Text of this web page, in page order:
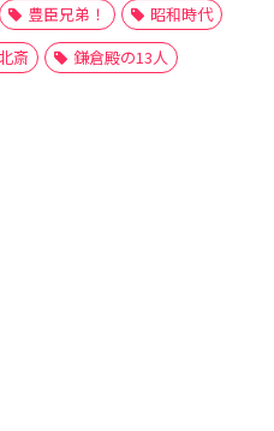
豊臣兄弟！
昭和時代
斎 鎌倉殿の13人